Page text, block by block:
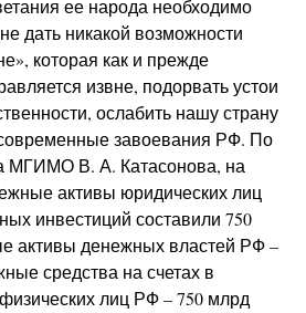
ее народа необходимо
дать никакой возможности
которая как и прежде
извне, подорвать устои
ослабить нашу страну
завоевания РФ. По
МГИМО В. А. Катасонова, на
активы юридических лиц
инвестиций составили 750
активы денежных властей РФ –
средства на счетах в
лиц РФ – 750 млрд